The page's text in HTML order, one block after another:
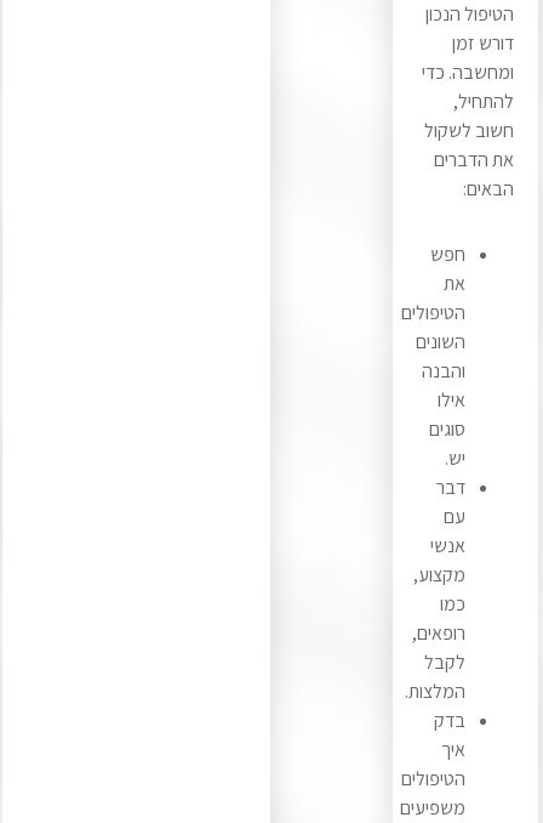
הטיפול הנכון
דורש זמן
ומחשבה. כדי
להתחיל,
חשוב לשקול
את הדברים
הבאים:
חפש
את
הטיפולים
השונים
והבנה
אילו
סוגים
יש.
דבר
עם
אנשי
מקצוע,
כמו
רופאים,
לקבל
המלצות.
בדק
איך
הטיפולים
משפיעים